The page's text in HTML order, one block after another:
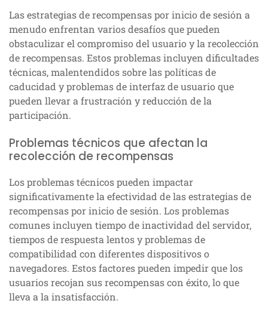
Las estrategias de recompensas por inicio de sesión a
menudo enfrentan varios desafíos que pueden
obstaculizar el compromiso del usuario y la recolección
de recompensas. Estos problemas incluyen dificultades
técnicas, malentendidos sobre las políticas de
caducidad y problemas de interfaz de usuario que
pueden llevar a frustración y reducción de la
participación.
Problemas técnicos que afectan la
recolección de recompensas
Los problemas técnicos pueden impactar
significativamente la efectividad de las estrategias de
recompensas por inicio de sesión. Los problemas
comunes incluyen tiempo de inactividad del servidor,
tiempos de respuesta lentos y problemas de
compatibilidad con diferentes dispositivos o
navegadores. Estos factores pueden impedir que los
usuarios recojan sus recompensas con éxito, lo que
lleva a la insatisfacción.